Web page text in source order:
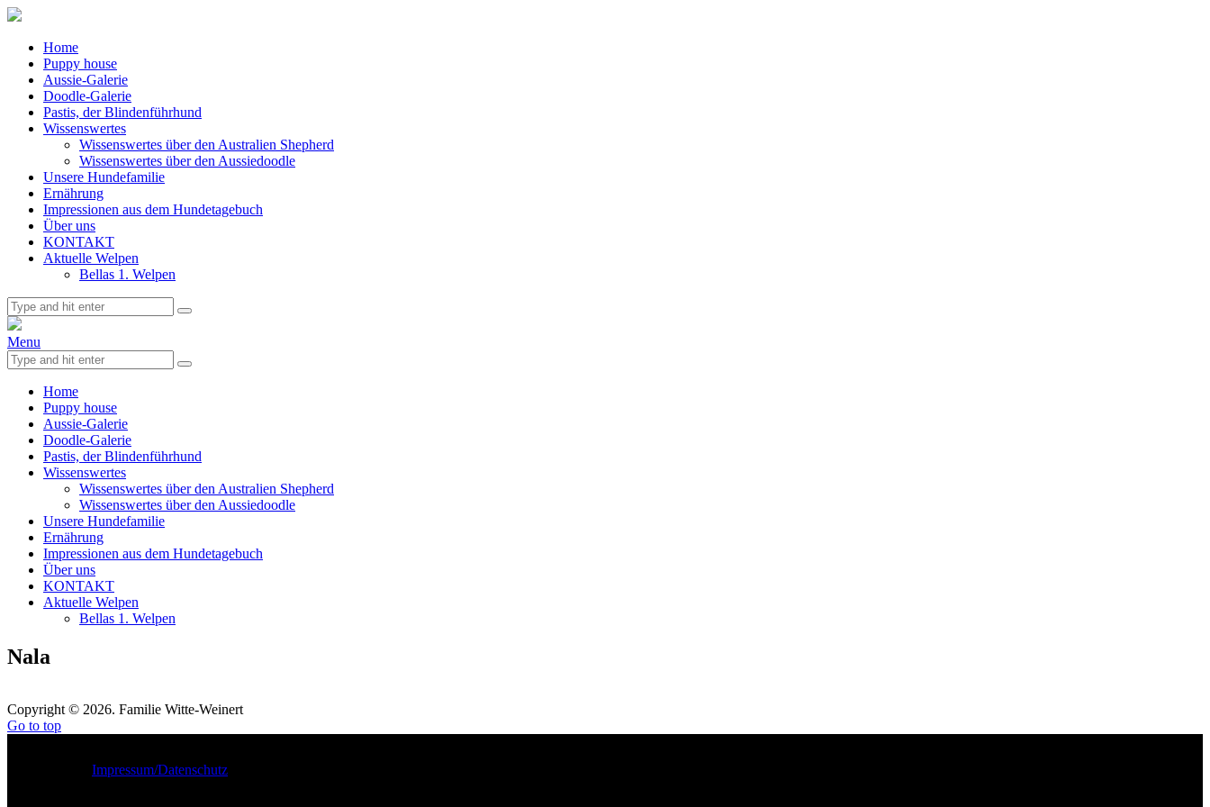
Home
Puppy house
Aussie-Galerie
Doodle-Galerie
Pastis, der Blindenführhund
Wissenswertes
Wissenswertes über den Australien Shepherd
Wissenswertes über den Aussiedoodle
Unsere Hundefamilie
Ernährung
Impressionen aus dem Hundetagebuch
Über uns
KONTAKT
Aktuelle Welpen
Bellas 1. Welpen
Menu
Home
Puppy house
Aussie-Galerie
Doodle-Galerie
Pastis, der Blindenführhund
Wissenswertes
Wissenswertes über den Australien Shepherd
Wissenswertes über den Aussiedoodle
Unsere Hundefamilie
Ernährung
Impressionen aus dem Hundetagebuch
Über uns
KONTAKT
Aktuelle Welpen
Bellas 1. Welpen
Nala
Copyright © 2026. Familie Witte-Weinert
Go to top
Impressum/Datenschutz